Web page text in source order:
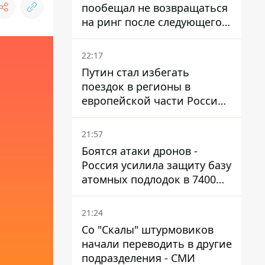
пообещал не возвращаться
на ринг после следующего
боя
22:17
Путин стал избегать
поездок в регионы в
европейской части России,
куда регулярно долетают
дроны
21:57
Боятся атаки дронов -
Россия усилила защиту базу
атомных подлодок в 7400
км от Украины
21:24
Со "Скалы" штурмовиков
начали переводить в другие
подразделения - СМИ